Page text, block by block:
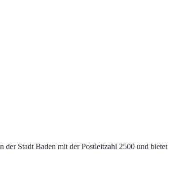
Stadt Baden mit der Postleitzahl 2500 und bietet